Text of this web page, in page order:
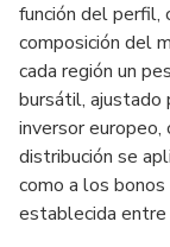
función del perfil,
composición del
cada región un
bursátil, ajustado
inversor
distribución se
como a los
establecida entre